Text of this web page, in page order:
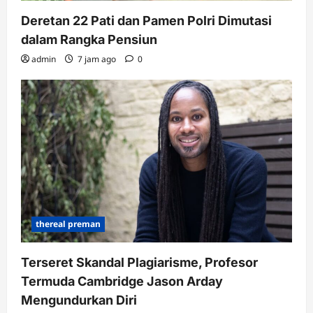
Deretan 22 Pati dan Pamen Polri Dimutasi
dalam Rangka Pensiun
admin 7 jam ago 0
thereal preman
Terseret Skandal Plagiarisme, Profesor
Termuda Cambridge Jason Arday
Mengundurkan Diri